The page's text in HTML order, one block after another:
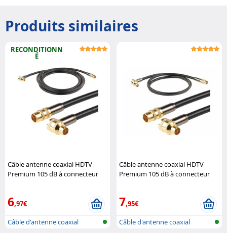
Produits similaires
RECONDITIONN
É
Câble antenne coaxial HDTV
Premium 105 dB à connecteur
6,97€
Câble d'antenne coaxial
Câble antenne coaxial HDTV
Premium 105 dB à connecteur
7,95€
Câble d'antenne coaxial